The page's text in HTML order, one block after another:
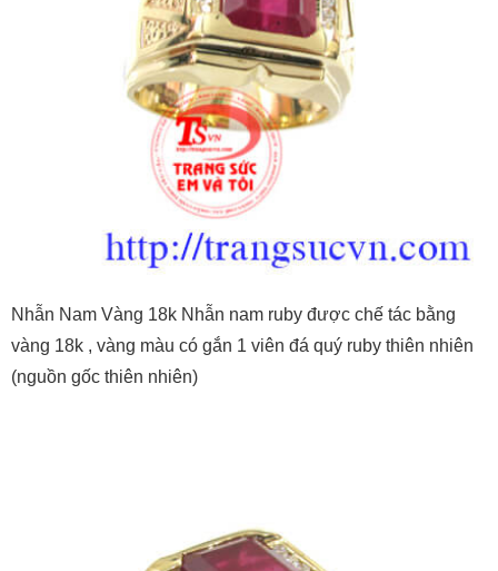
Nhẫn Nam Vàng 18k Nhẫn nam ruby được chế tác bằng
vàng 18k , vàng màu có gắn 1 viên đá quý ruby thiên nhiên
(nguồn gốc thiên nhiên)